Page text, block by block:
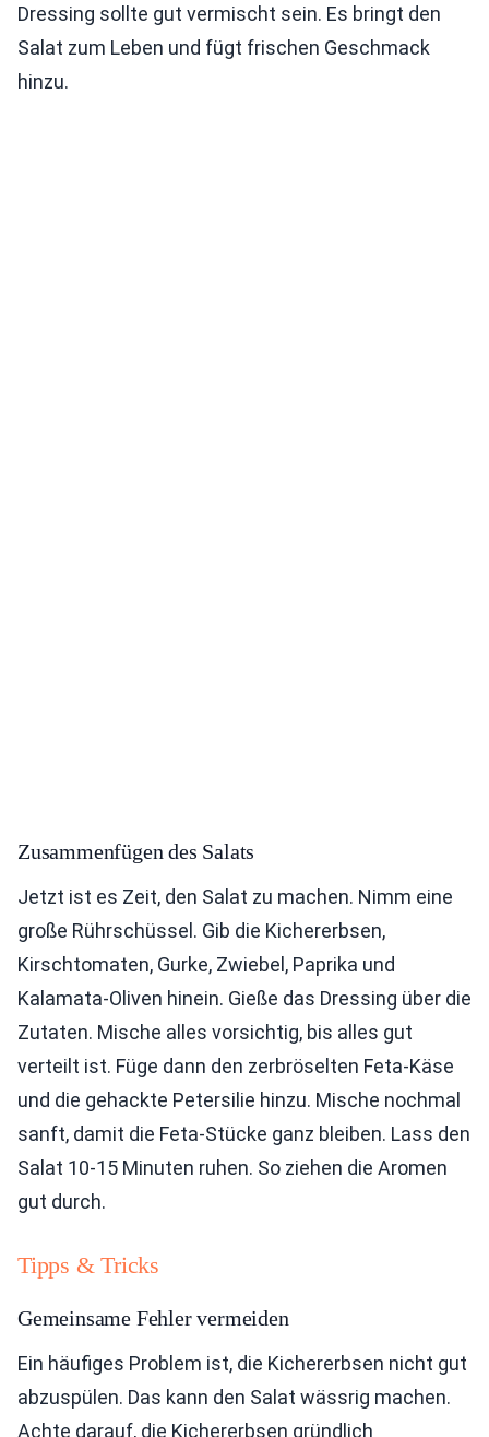
Dressing sollte gut vermischt sein. Es bringt den
Salat zum Leben und fügt frischen Geschmack
hinzu.
Zusammenfügen des Salats
Jetzt ist es Zeit, den Salat zu machen. Nimm eine
große Rührschüssel. Gib die Kichererbsen,
Kirschtomaten, Gurke, Zwiebel, Paprika und
Kalamata-Oliven hinein. Gieße das Dressing über die
Zutaten. Mische alles vorsichtig, bis alles gut
verteilt ist. Füge dann den zerbröselten Feta-Käse
und die gehackte Petersilie hinzu. Mische nochmal
sanft, damit die Feta-Stücke ganz bleiben. Lass den
Salat 10-15 Minuten ruhen. So ziehen die Aromen
gut durch.
Tipps & Tricks
Gemeinsame Fehler vermeiden
Ein häufiges Problem ist, die Kichererbsen nicht gut
abzuspülen. Das kann den Salat wässrig machen.
Achte darauf, die Kichererbsen gründlich